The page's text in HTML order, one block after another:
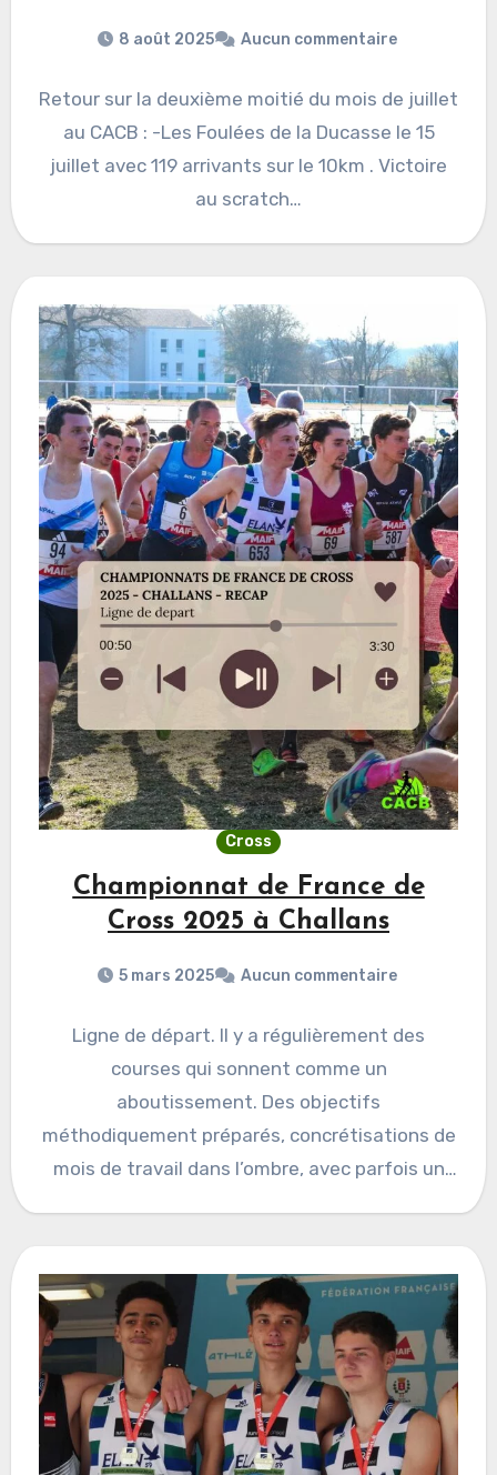
8 août 2025 Aucun commentaire
Retour sur la deuxième moitié du mois de juillet
au CACB : -Les Foulées de la Ducasse le 15
juillet avec 119 arrivants sur le 10km . Victoire
au scratch…
Cross
Championnat de France de
Cross 2025 à Challans
5 mars 2025 Aucun commentaire
Ligne de départ. Il y a régulièrement des
courses qui sonnent comme un
aboutissement. Des objectifs
méthodiquement préparés, concrétisations de
mois de travail dans l’ombre, avec parfois un